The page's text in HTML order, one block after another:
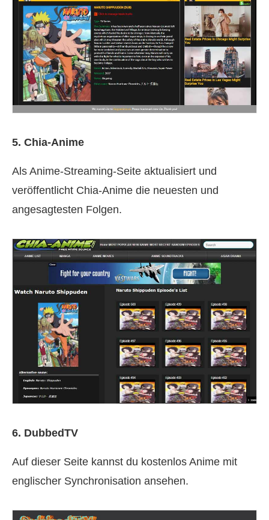
5. Chia-Anime
Als Anime-Streaming-Seite aktualisiert und
veröffentlicht Chia-Anime die neuesten und
angesagtesten Folgen.
6. DubbedTV
Auf dieser Seite kannst du kostenlos Anime mit
englischer Synchronisation ansehen.